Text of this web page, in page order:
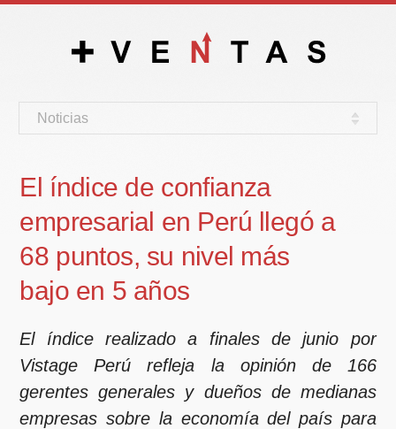
Noticias
El índice de confianza
empresarial en Perú llegó a
68 puntos, su nivel más
bajo en 5 años
El índice realizado a finales de junio por
Vistage Perú refleja la opinión de 166
gerentes generales y dueños de medianas
empresas sobre la economía del país para